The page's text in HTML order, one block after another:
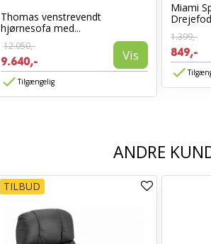
Thomas venstrevendt
hjørnesofa med...
12.050,-
9.640,- Vis
Tilgængelig
Miami
1.399,-
849,-
ANDRE
TILBUD